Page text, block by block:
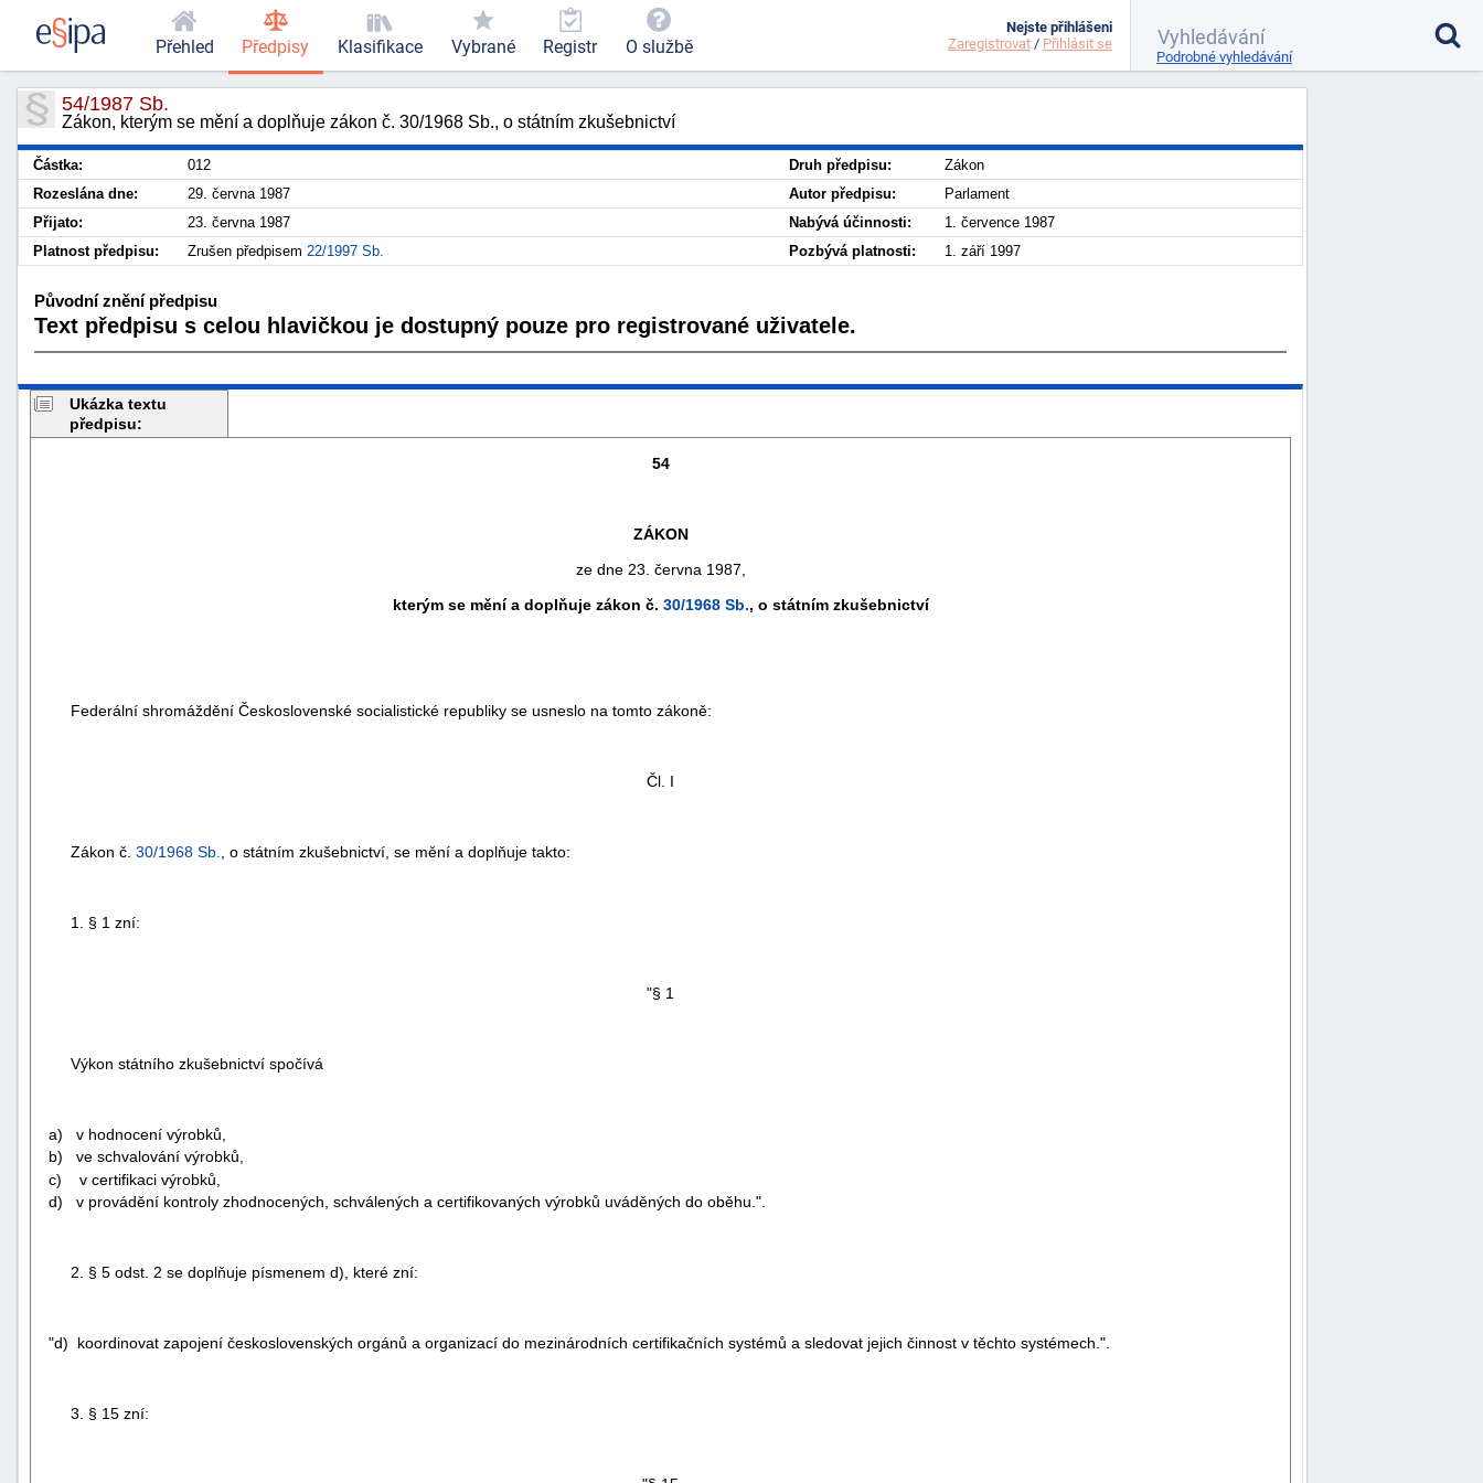
54/1987 Sb.
Zákon, kterým se mění a doplňuje zákon č. 30/1968 Sb., o státním zkušebnictví
Částka: 012 Druh předpisu:
Zákon
Rozeslána dne:
29. června 1987 Autor předpisu:
Parlament
Přijato:
23. června 1987 Nabývá účinnosti:
1. července 1987
Platnost předpisu:
Zrušen předpisem 22/1997 Sb. Pozbývá platnosti: 1. září 1997
Původní znění předpisu
Text předpisu s celou hlavičkou je dostupný pouze pro registrované uživatele.
Ukázka textu
předpisu:
54
ZÁKON
ze dne 23. června 1987,
kterým se mění a doplňuje zákon č. 30/1968 Sb., o státním zkušebnictví
Federální shromáždění Československé socialistické republiky se usneslo na tomto zákoně:
Čl. I
Zákon č. 30/1968 Sb. , o státním zkušebnictví, se mění a doplňuje takto:
1. § 1 zní:
"§ 1
Výkon státního zkušebnictví spočívá
a) v hodnocení výrobků,
b) ve schvalování výrobků,
c) v certifikaci výrobků,
d) v provádění kontroly zhodnocených, schválených a certifikovaných výrobků uváděných do oběhu.".
2. § 5 odst. 2 se doplňuje písmenem d), které zní:
"d) koordinovat zapojení československých orgánů a organizací do mezinárodních certifikačních systémů a sledovat jejich činnost v těchto systémech.".
3. § 15 zní:
Přehled Předpisy Klasifikace Vybrané Registr O službě
Nejste přihlášeni
Zaregistrovat / Přihlásit se
Podrobné vyhledávání